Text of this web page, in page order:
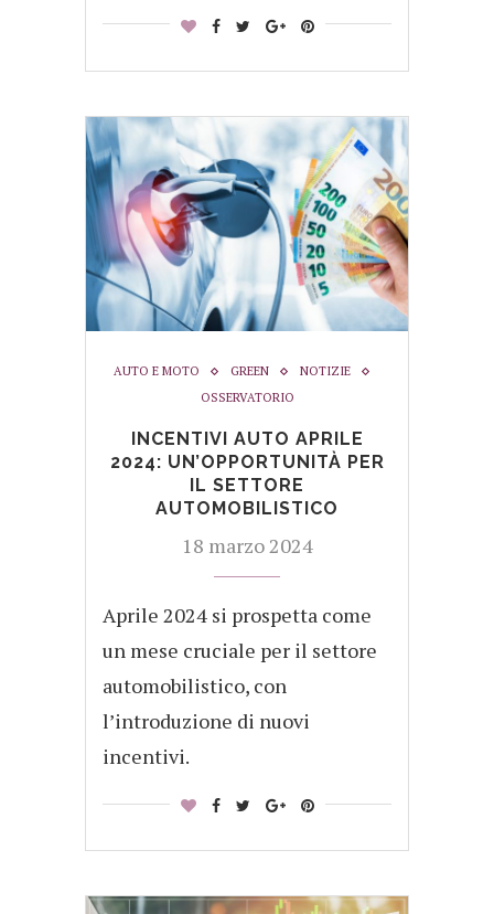
AUTO E MOTO GREEN
NOTIZIE
OSSERVATORIO
INCENTIVI AUTO APRILE
2024: UN’OPPORTUNITÀ PER
IL SETTORE
AUTOMOBILISTICO
18 marzo 2024
Aprile 2024 si prospetta come
un mese cruciale per il settore
automobilistico, con
l’introduzione di nuovi
incentivi.